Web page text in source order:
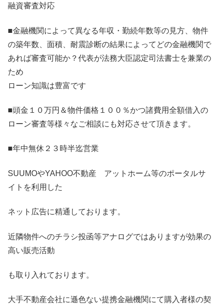
融資審査対応
■金融機関によって異なる年収・勤続年数等の見方、物件
の築年数、面積、耐震診断の結果によってどの金融機関で
あれば審査可能か？代表が法務大臣認定司法書士を兼業の
ため
ローン知識は豊富です
■頭金１０万円＆物件価格１００％かつ諸費用全額借入の
ローン審査等様々なご相談にも対応させて頂きます。
■年中無休２３時半迄営業
SUUMOやYAHOO不動産 アットホーム等のポータルサ
イトを利用した
ネット広告に精通しております。
近隣物件へのチラシ投函等アナログではありますが効果の
高い販売活動
も取り入れております。
大手不動産会社に遜色ない提携金融機関にて購入者様の契